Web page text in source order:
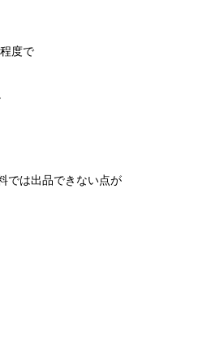
度で
では出品できない点が